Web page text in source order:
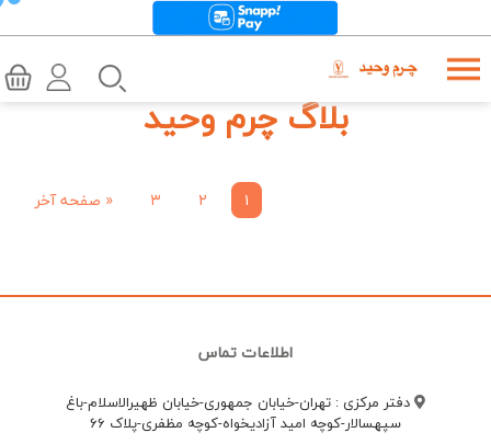
بلاگ چرم وحید
۱ ۲ ۳ « صفحه آخر
اطلاعات تماس
دفتر مرکزی : تهران-خیابان جمهوری-خیابان ظهیرالاسلام-باغ
سپهسالار-کوچه امید آزادیخواه-کوچه مظفری-پلاک 66